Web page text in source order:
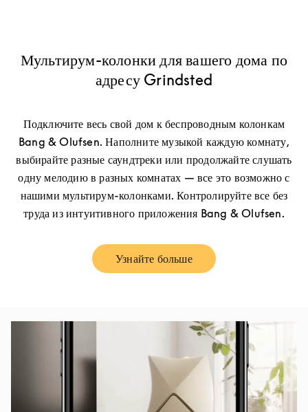
Мультирум-колонки для вашего дома по
адресу Grindsted
Подключите весь свой дом к беспроводным колонкам
Bang & Olufsen. Наполните музыкой каждую комнату,
выбирайте разные саундтреки или продолжайте слушать
одну мелодию в разных комнатах — все это возможно с
нашими мультирум-колонками. Контролируйте все без
труда из интуитивного приложения Bang & Olufsen.
Узнайте большеLink Opens in New Tab